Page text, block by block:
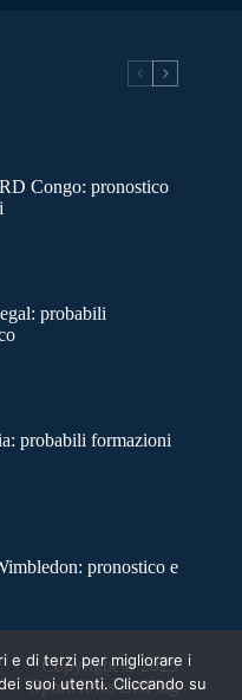
Congo: pronostico
probabili
probabili formazioni
pronostico e
Copyright © 2025
SportNews BetFlag
e di terzi per migliorare i
suoi utenti. Cliccando su